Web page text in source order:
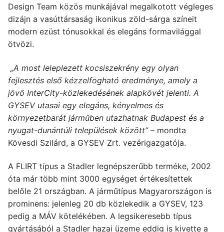
Design Team közös munkájával megalkotott végleges
dizájn a vasúttársaság ikonikus zöld-sárga színeit
modern ezüst tónusokkal és elegáns formavilággal
ötvözi.
„A most leleplezett kocsiszekrény egy olyan
fejlesztés első kézzelfogható eredménye, amely a
jövő InterCity-közlekedésének alapkövét jelenti. A
GYSEV utasai egy elegáns, kényelmes és
környezetbarát járműben utazhatnak Budapest és a
nyugat-dunántúli települések között”– mondta
Kövesdi Szilárd, a GYSEV Zrt. vezérigazgatója.
A FLIRT típus a Stadler legnépszerűbb terméke, 2002
óta már több mint 3000 egységet értékesítettek
belőle 21 országban. A járműtípus Magyarországon is
prominens: jelenleg 20 db közlekedik a GYSEV, 123
pedig a MÁV kötelékében. A legsikeresebb típus
gyártásából a Stadler hazai üzeme eddig is kivette a